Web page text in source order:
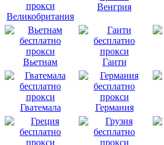
Великобритания
Венгрия
Вьетнам Гаити
Гватемала Германия